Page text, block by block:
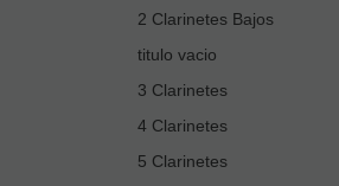
2 Clarinetes Bajos
titulo vacio
3 Clarinetes
4 Clarinetes
5 Clarinetes